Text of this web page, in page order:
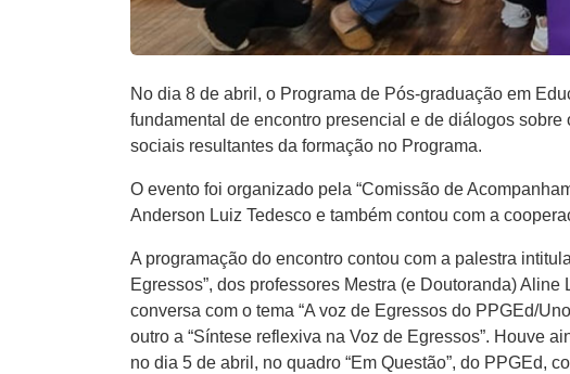
No dia 8 de abril, o Programa de Pós-graduação em
fundamental de encontro presencial e de diálogos
sociais resultantes da formação no Programa.
O evento foi organizado pela “Comissão de
Anderson Luiz Tedesco e também contou com a
A programação do encontro contou com a palestra
Egressos”, dos professores Mestra (e Doutoranda)
conversa com o tema “A voz de Egressos do PPGEd/
outro a “Síntese reflexiva na Voz de Egressos”. Houve
no dia 5 de abril, no quadro “Em Questão”, do PPGEd,